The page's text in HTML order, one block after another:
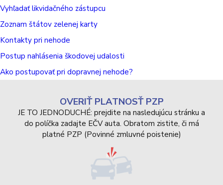
Vyhľadať likvidačného zástupcu
Zoznam štátov zelenej karty
Kontakty pri nehode
Postup nahlásenia škodovej udalosti
Ako postupovať pri dopravnej nehode?
OVERIŤ PLATNOSŤ PZP
JE TO JEDNODUCHÉ: prejdite na nasledujúcu stránku a
do políčka zadajte EČV auta. Obratom zistite, či má
platné PZP (Povinné zmluvné poistenie)